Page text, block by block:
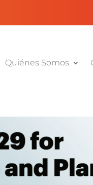
Quiénes Somos